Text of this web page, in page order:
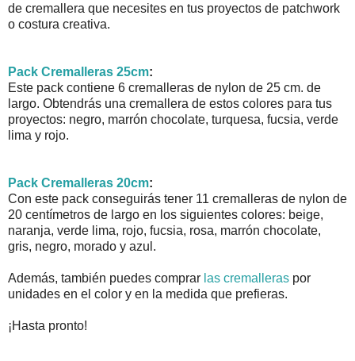
de cremallera que necesites en tus proyectos de patchwork
o costura creativa.
Pack Cremalleras 25cm:
Este pack contiene 6 cremalleras de nylon de 25 cm. de
largo. Obtendrás una cremallera de estos colores para tus
proyectos: negro, marrón chocolate, turquesa, fucsia, verde
lima y rojo.
Pack Cremalleras 20cm:
Con este pack conseguirás tener 11 cremalleras de nylon de
20 centímetros de largo en los siguientes colores: beige,
naranja, verde lima, rojo, fucsia, rosa, marrón chocolate,
gris, negro, morado y azul.
Además, también puedes comprar las cremalleras por
unidades en el color y en la medida que prefieras.
¡Hasta pronto!